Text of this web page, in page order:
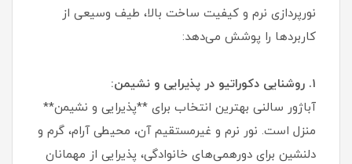
نورپردازی نرم و کیفیت ساخت بالا، طیف وسیعی از
کاربردها را پوشش می‌دهد:
۱. روشنایی دکوراتیو در پذیرایی و نشیمن:
آباژور سالنی بهترین انتخاب برای **پذیرایی و نشیمن**
منزل است. نور نرم و غیرمستقیم آن، محیطی آرام، گرم و
دلنشین برای دورهمی‌های خانوادگی، پذیرایی از مهمانان